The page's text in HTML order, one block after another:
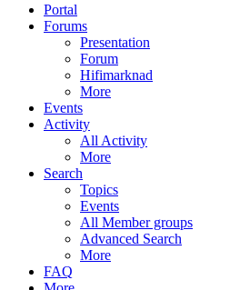
Portal
Forums
Presentation
Forum
Hifimarknad
More
Events
Activity
All Activity
More
Search
Topics
Events
All Member groups
Advanced Search
More
FAQ